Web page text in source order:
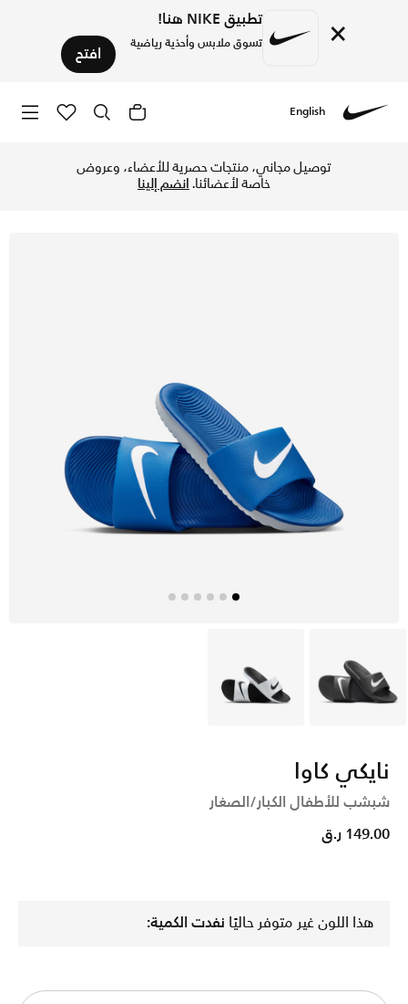
× تطبيق NIKE هنا!
تسوق ملابس وأحذية رياضية افتح
English
توصيل مجاني، منتجات حصرية للأعضاء، وعروض
خاصة لأعضائنا.انضم إلينا
أسود أبيض
نايكي كاوا
شبشب للأطفال الكبار/الصغار
149.00 ر.ق
هذا اللون غير متوفر حاليًا نفدت الكمية: